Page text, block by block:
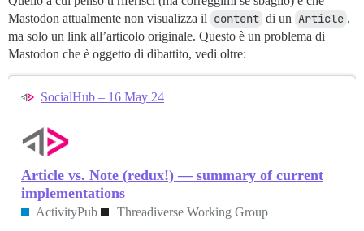
Mastodon attualmente non visualizza il content di un Article ,
ma solo un link all’articolo originale. Questo è un problema di
Mastodon che è oggetto di dibattito, vedi oltre:
SocialHub – 16 May 24
Article vs. Note (redux!) — summary of current
implementations
ActivityPub Threadiverse Working Group